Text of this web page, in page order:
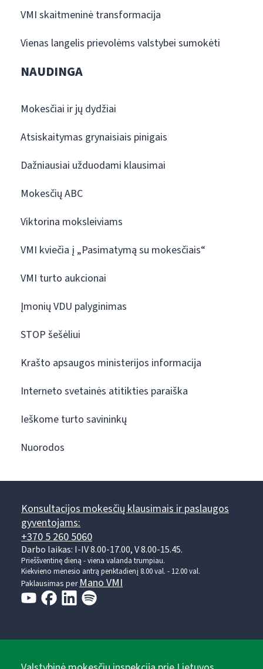
VMI skaitmeninė transformacija
Vienas langelis prievolėms valstybei sumokėti
NAUDINGA
Mokesčiai ir jų dydžiai
Atsiskaitymas grynaisiais pinigais
Dažniausiai užduodami klausimai
Mokesčių ABC
Viktorina moksleiviams
VMI kviečia į „Pasimatymą su mokesčiais“
VMI turto aukcionai
Įmonių VDU palyginimas
STOP šešėliui
Krašto apsaugos ministerijos informacija
Interneto svetainės atitikties paraiška
Ieškome turto savininkų
Nuorodos
Konsultacijos mokesčių klausimais ir paslaugos
gyventojams:
+370 5 260 5060
Darbo laikas: I-IV 8.00-17.00, V 8.00-15.45.
Prieššventinę dieną - viena valanda trumpiau.
Kiekvieno mėnesio antrą penktadienį 8.00 val. - 12.00 val.
Paklausimas perMano VMI